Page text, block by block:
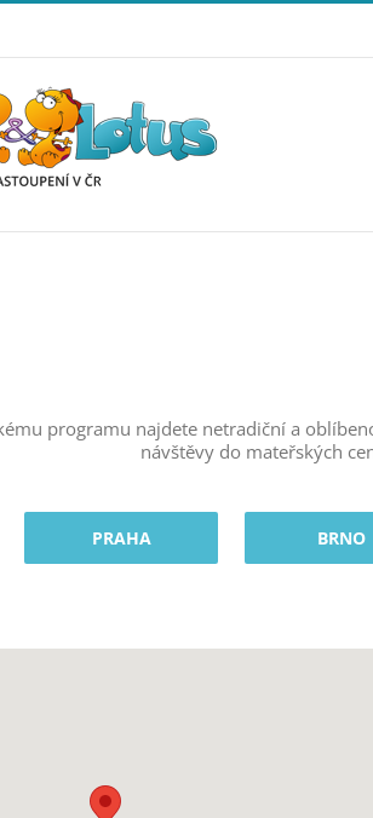
programu najdete netradiční a
návštěvy do mateřských
PRAHA BRNO